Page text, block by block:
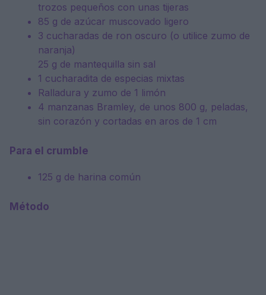
trozos pequeños con unas tijeras
85 g de azúcar muscovado ligero
3 cucharadas de ron oscuro (o utilice zumo de
naranja)
25 g de mantequilla sin sal
1 cucharadita de especias mixtas
Ralladura y zumo de 1 limón
4 manzanas Bramley, de unos 800 g, peladas,
sin corazón y cortadas en aros de 1 cm
Para el crumble
125 g de harina común
Método